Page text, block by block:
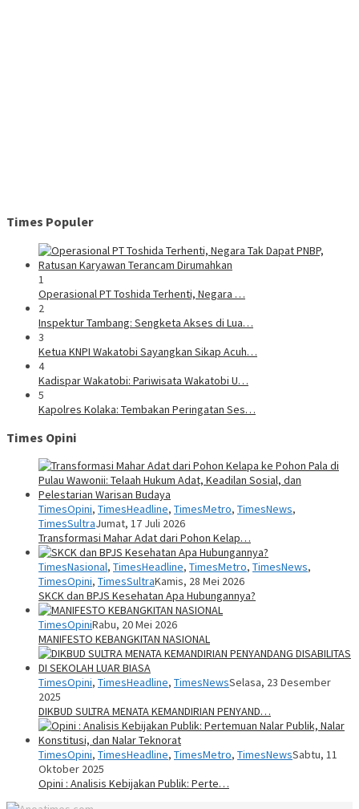
Times Populer
1
Operasional PT Toshida Terhenti, Negara …
2
Inspektur Tambang: Sengketa Akses di Lua…
3
Ketua KNPI Wakatobi Sayangkan Sikap Acuh…
4
Kadispar Wakatobi: Pariwisata Wakatobi U…
5
Kapolres Kolaka: Tembakan Peringatan Ses…
Times Opini
TimesOpini, TimesHeadline, TimesMetro, TimesNews,
TimesSultraJumat, 17 Juli 2026
Transformasi Mahar Adat dari Pohon Kelap…
TimesNasional, TimesHeadline, TimesMetro, TimesNews,
TimesOpini, TimesSultraKamis, 28 Mei 2026
SKCK dan BPJS Kesehatan Apa Hubungannya?
TimesOpiniRabu, 20 Mei 2026
MANIFESTO KEBANGKITAN NASIONAL
TimesOpini, TimesHeadline, TimesNewsSelasa, 23 Desember
2025
DIKBUD SULTRA MENATA KEMANDIRIAN PENYAND…
TimesOpini, TimesHeadline, TimesMetro, TimesNewsSabtu, 11
Oktober 2025
Opini : Analisis Kebijakan Publik: Perte…